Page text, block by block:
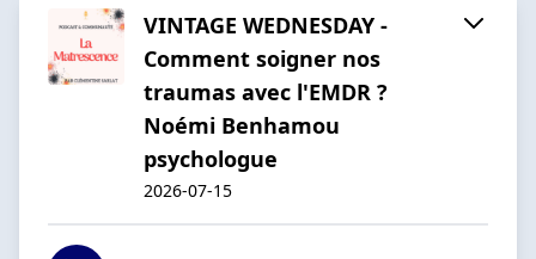
VINTAGE WEDNESDAY -
Comment soigner nos
traumas avec l'EMDR ?
Noémi Benhamou
psychologue
2026-07-15